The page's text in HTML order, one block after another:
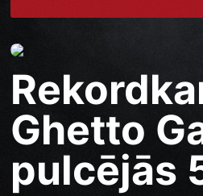
Ghetto
pulcējās